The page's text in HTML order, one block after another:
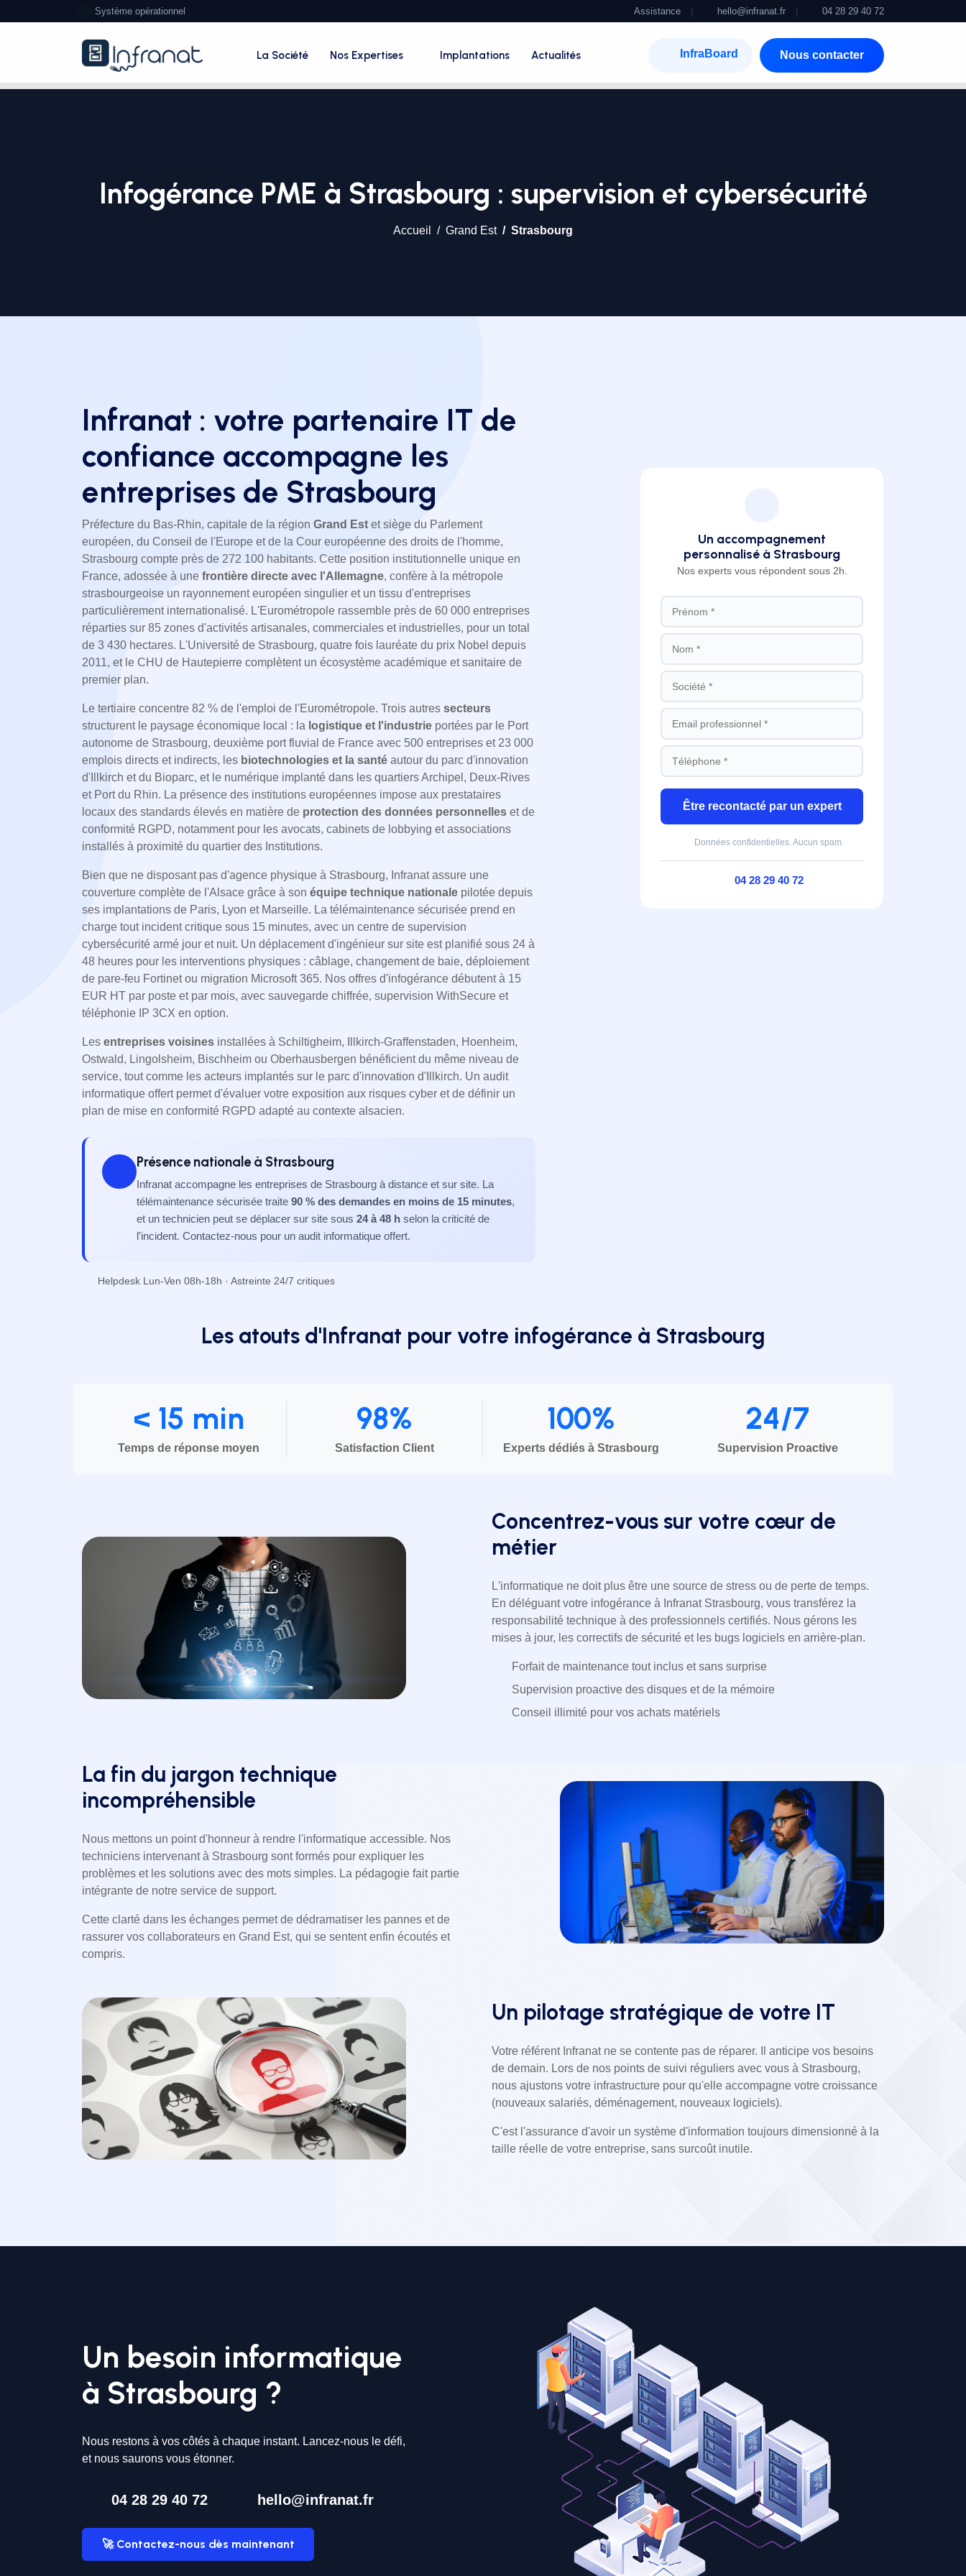
Système opérationnel Assistance hello@infranat.fr 04 28 29 40 72
La Société Nos Expertises Implantations Actualités InfraBoard Nous contacter
Infogérance PME à Strasbourg : supervision et cybersécurité
Accueil Grand Est Strasbourg
Infranat : votre partenaire IT de
confiance accompagne les
entreprises de Strasbourg
Préfecture du Bas-Rhin, capitale de la région Grand Est et siège du Parlement
européen, du Conseil de l'Europe et de la Cour européenne des droits de l'homme,
Strasbourg compte près de 272 100 habitants. Cette position institutionnelle unique en
France, adossée à une frontière directe avec l'Allemagne, confère à la métropole
strasbourgeoise un rayonnement européen singulier et un tissu d'entreprises
particulièrement internationalisé. L'Eurométropole rassemble près de 60 000 entreprises
réparties sur 85 zones d'activités artisanales, commerciales et industrielles, pour un total
de 3 430 hectares. L'Université de Strasbourg, quatre fois lauréate du prix Nobel depuis
2011, et le CHU de Hautepierre complètent un écosystème académique et sanitaire de
premier plan.
Le tertiaire concentre 82 % de l'emploi de l'Eurométropole. Trois autres secteurs
structurent le paysage économique local : la logistique et l'industrie portées par le Port
autonome de Strasbourg, deuxième port fluvial de France avec 500 entreprises et 23 000
emplois directs et indirects, les biotechnologies et la santé autour du parc d'innovation
d'Illkirch et du Bioparc, et le numérique implanté dans les quartiers Archipel, Deux-Rives
et Port du Rhin. La présence des institutions européennes impose aux prestataires
locaux des standards élevés en matière de protection des données personnelles et de
conformité RGPD, notamment pour les avocats, cabinets de lobbying et associations
installés à proximité du quartier des Institutions.
Bien que ne disposant pas d'agence physique à Strasbourg, Infranat assure une
couverture complète de l'Alsace grâce à son équipe technique nationale pilotée depuis
ses implantations de Paris, Lyon et Marseille. La télémaintenance sécurisée prend en
charge tout incident critique sous 15 minutes, avec un centre de supervision
cybersécurité armé jour et nuit. Un déplacement d'ingénieur sur site est planifié sous 24 à
48 heures pour les interventions physiques : câblage, changement de baie, déploiement
de pare-feu Fortinet ou migration Microsoft 365. Nos offres d'infogérance débutent à 15
EUR HT par poste et par mois, avec sauvegarde chiffrée, supervision WithSecure et
téléphonie IP 3CX en option.
Les entreprises voisines installées à Schiltigheim, Illkirch-Graffenstaden, Hoenheim,
Ostwald, Lingolsheim, Bischheim ou Oberhausbergen bénéficient du même niveau de
service, tout comme les acteurs implantés sur le parc d'innovation d'Illkirch. Un audit
informatique offert permet d'évaluer votre exposition aux risques cyber et de définir un
plan de mise en conformité RGPD adapté au contexte alsacien.
Présence nationale à Strasbourg
Infranat accompagne les entreprises de Strasbourg à distance et sur site. La
télémaintenance sécurisée traite 90 % des demandes en moins de 15 minutes,
et un technicien peut se déplacer sur site sous 24 à 48 h selon la criticité de
l'incident. Contactez-nous pour un audit informatique offert.
Helpdesk Lun-Ven 08h-18h · Astreinte 24/7 critiques
Un accompagnement
personnalisé à Strasbourg
Nos experts vous répondent sous 2h.
Être recontacté par un expert
Données confidentielles. Aucun spam.
04 28 29 40 72
Les atouts d'Infranat pour votre infogérance à Strasbourg
< 15 min
Temps de réponse moyen
98%
Satisfaction Client
100%
Experts dédiés à Strasbourg
24/7
Supervision Proactive
Concentrez-vous sur votre cœur de
métier
L'informatique ne doit plus être une source de stress ou de perte de temps.
En déléguant votre infogérance à Infranat Strasbourg, vous transférez la
responsabilité technique à des professionnels certifiés. Nous gérons les
mises à jour, les correctifs de sécurité et les bugs logiciels en arrière-plan.
Forfait de maintenance tout inclus et sans surprise
Supervision proactive des disques et de la mémoire
Conseil illimité pour vos achats matériels
La fin du jargon technique
incompréhensible
Nous mettons un point d'honneur à rendre l'informatique accessible. Nos
techniciens intervenant à Strasbourg sont formés pour expliquer les
problèmes et les solutions avec des mots simples. La pédagogie fait partie
intégrante de notre service de support.
Cette clarté dans les échanges permet de dédramatiser les pannes et de
rassurer vos collaborateurs en Grand Est, qui se sentent enfin écoutés et
compris.
Un pilotage stratégique de votre IT
Votre référent Infranat ne se contente pas de réparer. Il anticipe vos besoins
de demain. Lors de nos points de suivi réguliers avec vous à Strasbourg,
nous ajustons votre infrastructure pour qu'elle accompagne votre croissance
(nouveaux salariés, déménagement, nouveaux logiciels).
C'est l'assurance d'avoir un système d'information toujours dimensionné à la
taille réelle de votre entreprise, sans surcoût inutile.
Un besoin informatique
à Strasbourg ?
Nous restons à vos côtés à chaque instant. Lancez-nous le défi,
et nous saurons vous étonner.
04 28 29 40 72 hello@infranat.fr
🚀 Contactez-nous dès maintenant